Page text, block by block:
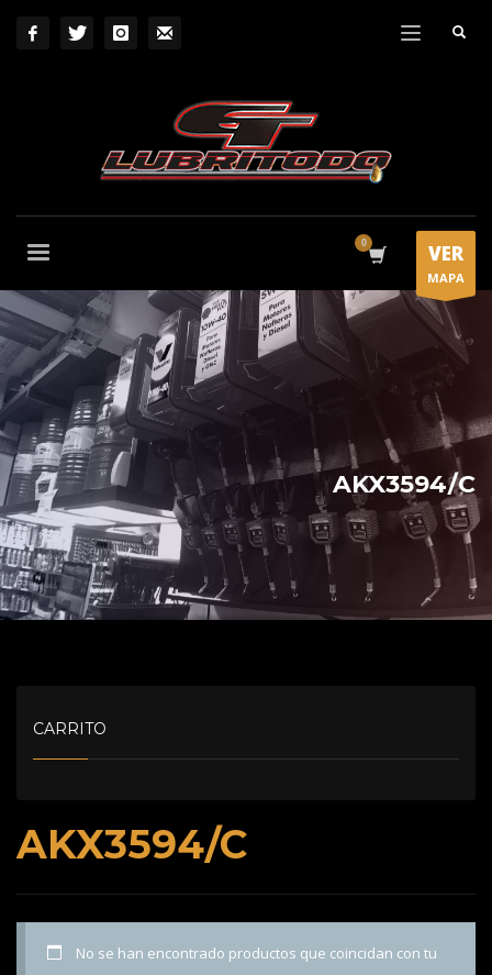
VER
MAPA
AKX3594/C
AKX3594/C
No se han encontrado productos que coincidan con tu
CARRITO